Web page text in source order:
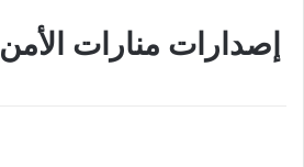
إصدارات منارات الأمن